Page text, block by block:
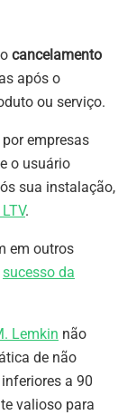
cancelamento
após o
ou serviço.
empresas
o usuário
sua instalação,
.
em outros
sucesso da
Lemkin não
de não
a 90
valioso para